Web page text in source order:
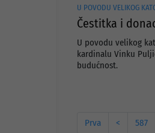
U POVODU VELIKOG
Čestitka i
U povodu velikog
kardinalu Vinku
budućnost.
Prva < 587